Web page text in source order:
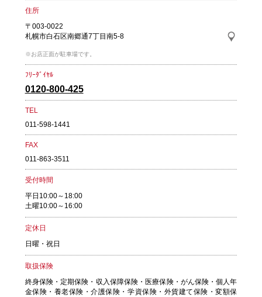
住所
〒003-0022
札幌市白石区南郷通7丁目南5-8
※お店正面が駐車場です。
ﾌﾘｰﾀﾞｲﾔﾙ
0120-800-425
TEL
011-598-1441
FAX
011-863-3511
受付時間
平日10:00～18:00
土曜10:00～16:00
定休日
日曜・祝日
取扱保険
終身保険・定期保険・収入保障保険・医療保険・がん保険・個人年
金保険・養老保険・介護保険・学資保険・外貨建て保険・変額保